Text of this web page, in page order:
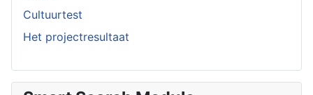
Cultuurtest
Het projectresultaat